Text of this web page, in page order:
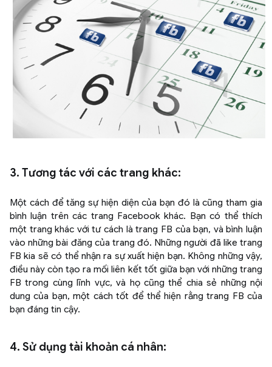
3. Tương tác với các trang khác:
Một cách để tăng sự hiện diện của bạn đó là cũng tham gia
bình luận trên các trang Facebook khác. Bạn có thể thích
một trang khác với tư cách là trang FB của bạn, và bình luận
vào những bài đăng của trang đó. Những người đã like trang
FB kia sẽ có thể nhận ra sự xuất hiện bạn. Không những vậy,
điều này còn tạo ra mối liên kết tốt giữa bạn với những trang
FB trong cùng lĩnh vực, và họ cũng thể chia sẻ những nội
dung của bạn, một cách tốt để thể hiện rằng trang FB của
bạn đáng tin cậy.
4. Sử dụng tài khoản cá nhân: